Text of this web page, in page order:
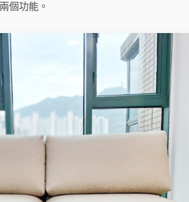
個功能。